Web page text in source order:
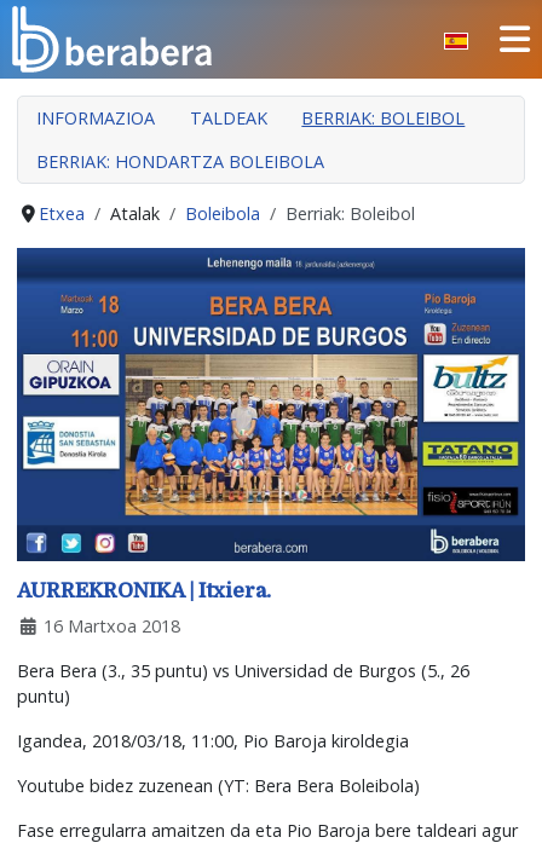
ITXI
HASIERA
KLUBA
MANTEO
ATALAK
JARDUERAK
GIZARTE ARLOA
INDARKERIAREN PREBENTZIOA
INFORMAZIOA TALDEAK
BERRIAK: BOLEIBOL
BERRIAK: HONDARTZA BOLEIBOLA
Etxea Atalak Boleibola Berriak: Boleibol
AURREKRONIKA | Itxiera.
16 Martxoa 2018
Bera Bera (3., 35 puntu) vs Universidad de Burgos (5., 26
puntu)
Igandea, 2018/03/18, 11:00, Pio Baroja kiroldegia
Youtube bidez zuzenean (YT: Bera Bera Boleibola)
Fase erregularra amaitzen da eta Pio Baroja bere taldeari agur